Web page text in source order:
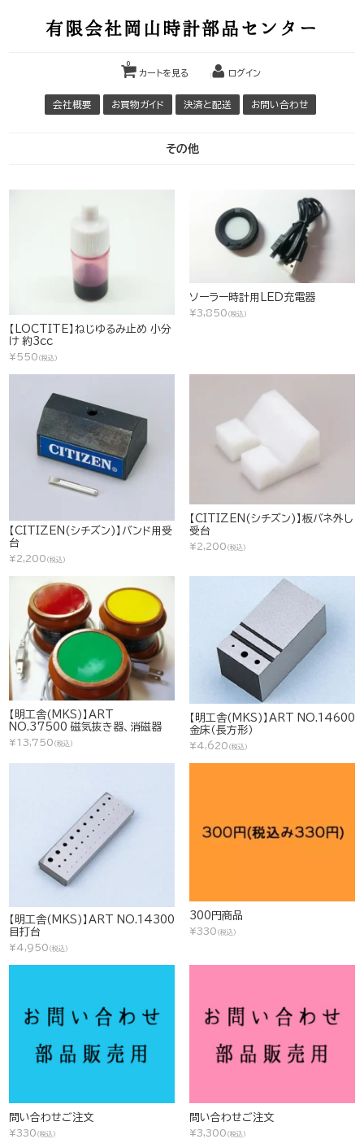
有限会社岡山時計部品センター
カートを見る
0
ログイン
会社概要 お買物ガイド 決済と配送 お問い合わせ
その他
【LOCTITE】ねじゆるみ止め 小分
け 約3cc
¥550 (税込)
ソーラー時計用LED充電器
¥3,850 (税込)
【CITIZEN(シチズン)】バンド用受
台
¥2,200 (税込)
【CITIZEN(シチズン)】板バネ外し
受台
¥2,200 (税込)
【明工舎(MKS)】ART
NO.37500 磁気抜き器、消磁器
¥13,750 (税込)
【明工舎(MKS)】ART NO.14600
金床（長方形）
¥4,620 (税込)
【明工舎(MKS)】ART NO.14300
目打台
¥4,950 (税込)
300円商品
¥330 (税込)
問い合わせご注文
¥330 (税込)
問い合わせご注文
¥3,300 (税込)